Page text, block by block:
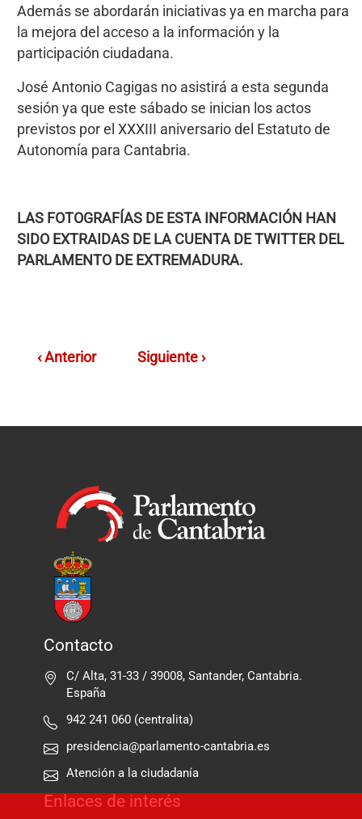
Además se abordarán iniciativas ya en marcha para
la mejora del acceso a la información y la
participación ciudadana.
José Antonio Cagigas no asistirá a esta segunda
sesión ya que este sábado se inician los actos
previstos por el XXXIII aniversario del Estatuto de
Autonomía para Cantabria.
LAS FOTOGRAFÍAS DE ESTA INFORMACIÓN HAN
SIDO EXTRAIDAS DE LA CUENTA DE TWITTER DEL
PARLAMENTO DE EXTREMADURA.
‹ Anterior Siguiente ›
Contacto
C/ Alta, 31-33 / 39008, Santander, Cantabria.
España
942 241 060 (centralita)
presidencia@parlamento-cantabria.es
Atención a la ciudadanía
Enlaces de interés